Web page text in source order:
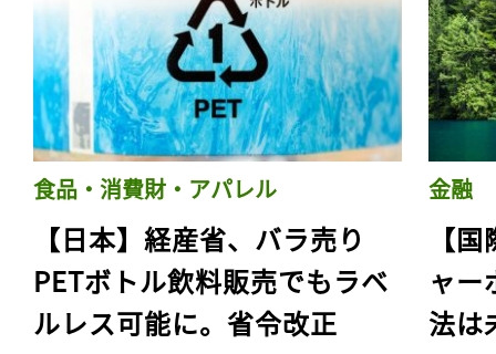
食品・消費財・アパレル
【日本】経産省、バラ売り
PETボトル飲料販売でもラベ
ルレス可能に。省令改正
金融
【
ャー
法は